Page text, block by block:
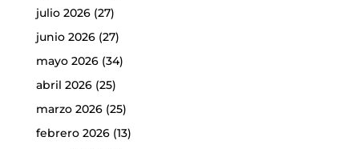
julio 2026(27)
junio 2026(27)
mayo 2026(34)
abril 2026(25)
marzo 2026(25)
febrero 2026(13)